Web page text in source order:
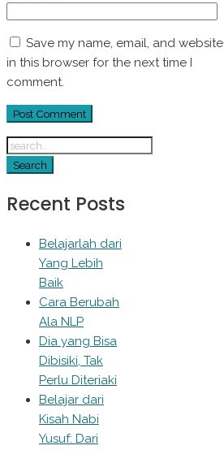
Save my name, email, and website
in this browser for the next time I
comment.
Recent Posts
Belajarlah dari
Yang Lebih
Baik
Cara Berubah
Ala NLP
Dia yang Bisa
Dibisiki, Tak
Perlu Diteriaki
Belajar dari
Kisah Nabi
Yusuf: Dari